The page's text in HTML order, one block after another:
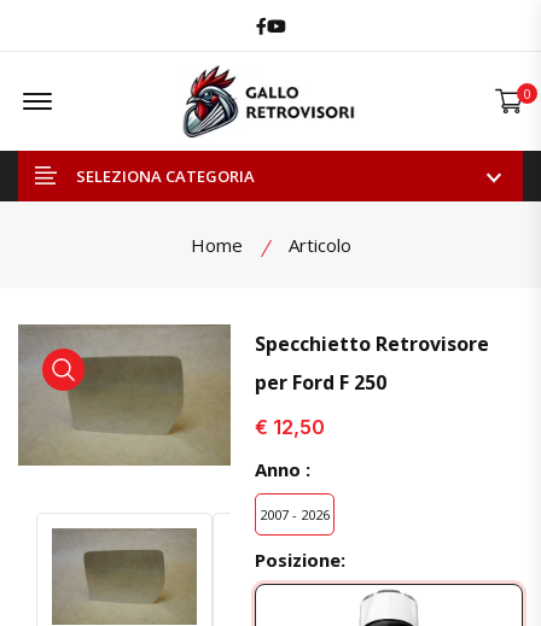
Facebook
Youtube
Offcanvas Menu Open 0
SELEZIONA CATEGORIA
Home Articolo
visualizza prodotto visualizza prodotto
Specchietto Retrovisore
per Ford F 250
€ 12,50
Anno :
2007 - 2026
Posizione: